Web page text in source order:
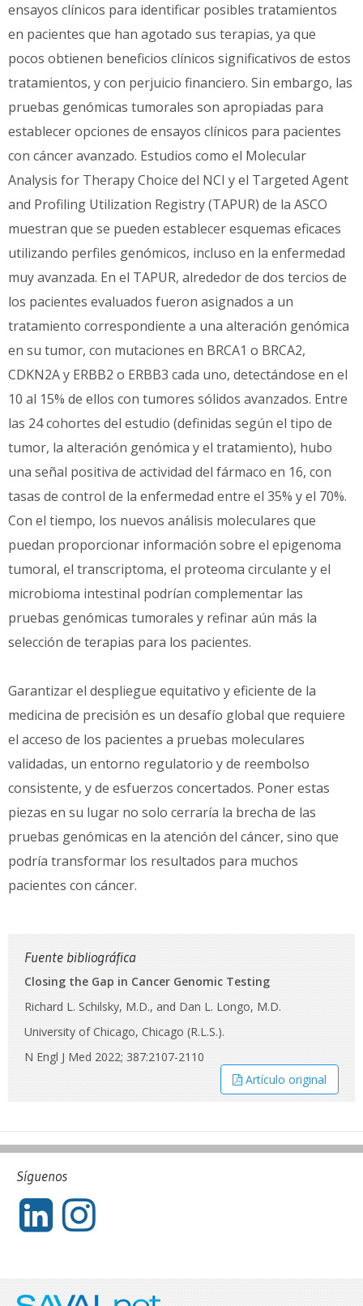
ensayos clínicos para identificar posibles tratamientos
en pacientes que han agotado sus terapias, ya que
pocos obtienen beneficios clínicos significativos de estos
tratamientos, y con perjuicio financiero. Sin embargo, las
pruebas genómicas tumorales son apropiadas para
establecer opciones de ensayos clínicos para pacientes
con cáncer avanzado. Estudios como el Molecular
Analysis for Therapy Choice del NCI y el Targeted Agent
and Profiling Utilization Registry (TAPUR) de la ASCO
muestran que se pueden establecer esquemas eficaces
utilizando perfiles genómicos, incluso en la enfermedad
muy avanzada. En el TAPUR, alrededor de dos tercios de
los pacientes evaluados fueron asignados a un
tratamiento correspondiente a una alteración genómica
en su tumor, con mutaciones en BRCA1 o BRCA2,
CDKN2A y ERBB2 o ERBB3 cada uno, detectándose en el
10 al 15% de ellos con tumores sólidos avanzados. Entre
las 24 cohortes del estudio (definidas según el tipo de
tumor, la alteración genómica y el tratamiento), hubo
una señal positiva de actividad del fármaco en 16, con
tasas de control de la enfermedad entre el 35% y el 70%.
Con el tiempo, los nuevos análisis moleculares que
puedan proporcionar información sobre el epigenoma
tumoral, el transcriptoma, el proteoma circulante y el
microbioma intestinal podrían complementar las
pruebas genómicas tumorales y refinar aún más la
selección de terapias para los pacientes.
Garantizar el despliegue equitativo y eficiente de la
medicina de precisión es un desafío global que requiere
el acceso de los pacientes a pruebas moleculares
validadas, un entorno regulatorio y de reembolso
consistente, y de esfuerzos concertados. Poner estas
piezas en su lugar no solo cerraría la brecha de las
pruebas genómicas en la atención del cáncer, sino que
podría transformar los resultados para muchos
pacientes con cáncer.
Fuente bibliográfica
Closing the Gap in Cancer Genomic Testing
Richard L. Schilsky, M.D., and Dan L. Longo, M.D.
University of Chicago, Chicago (R.L.S.).
N Engl J Med 2022; 387:2107-2110
Artículo original
Síguenos